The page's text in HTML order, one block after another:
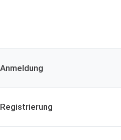
Anmeldung
Registrierung